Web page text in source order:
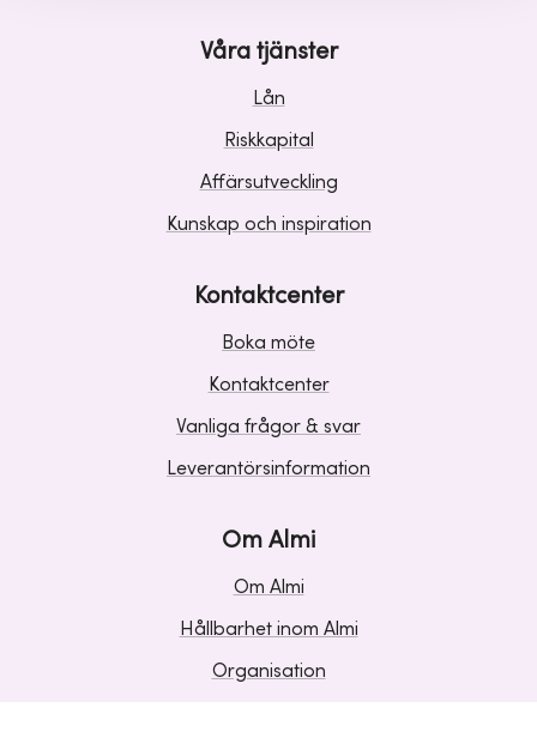
Våra tjänster
Lån
Riskkapital
Affärsutveckling
Kunskap och inspiration
Kontaktcenter
Boka möte
Kontaktcenter
Vanliga frågor & svar
Leverantörsinformation
Om Almi
Om Almi
Hållbarhet inom Almi
Organisation